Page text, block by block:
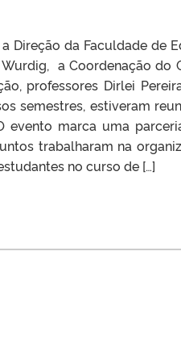
Direção da Faculdade de
a Coordenação do
professores Dirlei
semestres, estiveram
evento marca uma
trabalharam na
no curso de […]